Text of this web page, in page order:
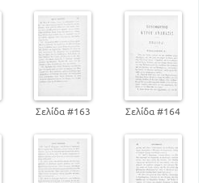
Σελίδα #163 Σελίδα #164